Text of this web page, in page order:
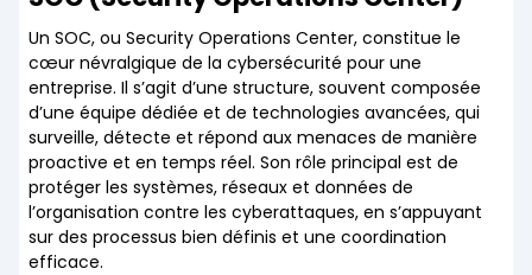
Un SOC, ou Security Operations Center, constitue le
cœur névralgique de la cybersécurité pour une
entreprise. Il s’agit d’une structure, souvent composée
d’une équipe dédiée et de technologies avancées, qui
surveille, détecte et répond aux menaces de manière
proactive et en temps réel. Son rôle principal est de
protéger les systèmes, réseaux et données de
l’organisation contre les cyberattaques, en s’appuyant
sur des processus bien définis et une coordination
efficace.